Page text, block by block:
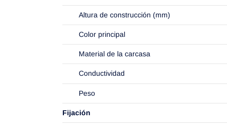
Altura de construcción (mm)
Color principal
Material de la carcasa
Conductividad
Peso
Fijación